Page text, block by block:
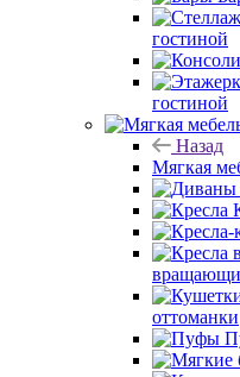
гостиной
гостиной
Назад
Мягкая
оттоманки